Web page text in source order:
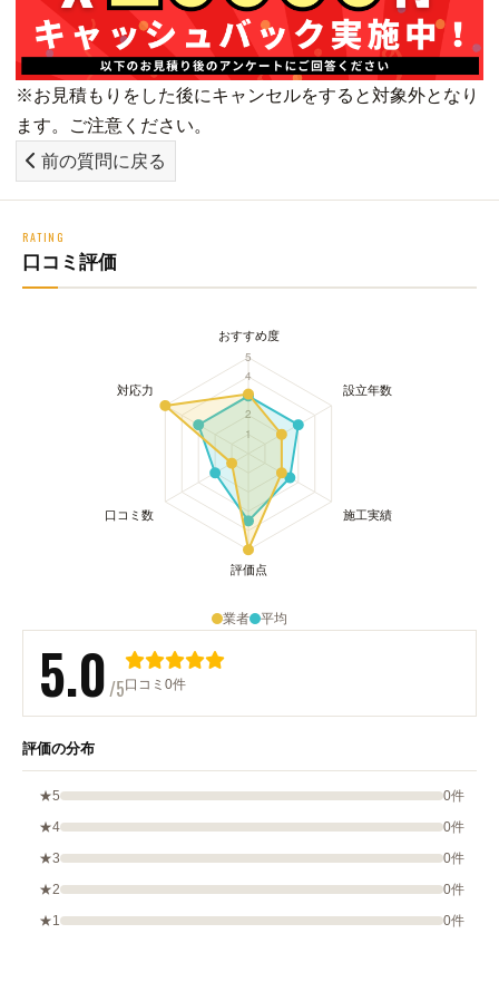
※お見積もりをした後にキャンセルをすると対象外となり
ます。ご注意ください。
前の質問に戻る
RATING
口コミ評価
業者 平均
5.0/5口コミ0件
評価の分布
★5
0件
★4
0件
★3
0件
★2
0件
★1
0件